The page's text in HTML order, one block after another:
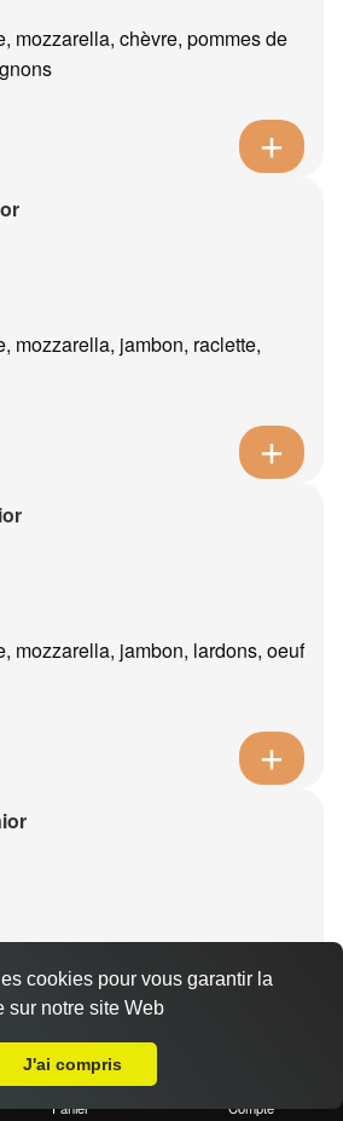
mozzarella, chèvre, pommes de
mozzarella, jambon, raclette,
mozzarella, jambon, lardons, oeuf
Panier Compte
cookies pour vous garantir la
sur notre site Web
J'ai compris